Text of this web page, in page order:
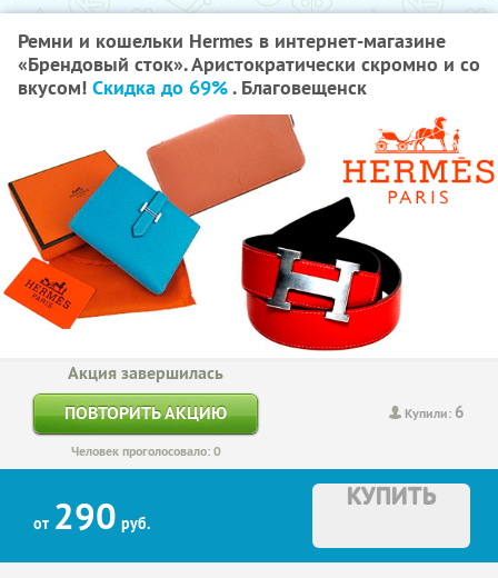
Ремни и кошельки Hermes в интернет-магазине
«Брендовый сток». Аристократически скромно и со
вкусом! Скидка до 69%. Благовещенск
Купили: 6
Акция завершилась
ПОВТОРИТЬ АКЦИЮ
Человек проголосовало: 0
от 290 руб.
КУПИТЬ